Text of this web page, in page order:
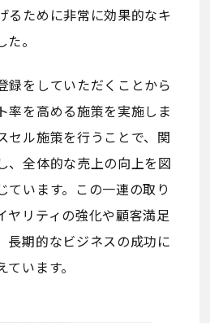
るために非常に効果的なキ
。
録をしていただくことから
率を高める施策を実施しま
セル施策を行うことで、関
、全体的な売上の向上を図
ています。この一連の取り
ヤリティの強化や顧客満足
長期的なビジネスの成功に
います。